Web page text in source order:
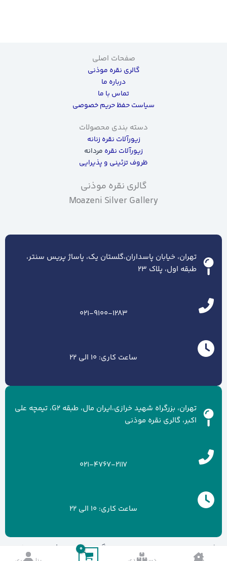
صفحات اصلی
گالری نقره موذنی
درباره ما
تماس با ما
سیاست حفظ حریم خصوصی
دسته بندی محصولات
زیورآلات نقره زنانه
زیورآلات نقره مردانه
ظروف تزئینی و پذیرایی
گالری نقره موذنی
Moazeni Silver Gallery
تهران، خیابان پاسداران،گلستان یک، پاساژ پریس سنتر،
طبقه اول، پلاک ۲۳
021-9100-1283
ساعت کاری: 10 الی 22
تهران، بزرگراه شهید خرازی،ایران مال، طبقه G2، تیمچه علی
اکبر، گالری نقره موذنی
021-4767-2117
ساعت کاری: 10 الی 22
کلیه حقوق سایت متعلق به برند گالری نقره موذنی می باشد.